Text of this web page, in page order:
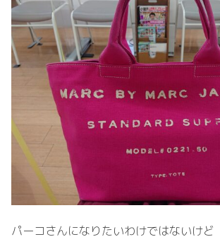
パーコさんになりたいわけではないけど